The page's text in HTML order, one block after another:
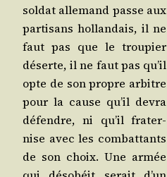
sol­dat alle­mand passe aux
par­ti­sans hol­lan­dais, il ne
faut pas que le trou­pier
déserte, il ne faut pas qu’il
opte de son propre arbitre
pour la cause qu’il devra
défendre, ni qu’il fra­ter­
nise avec les com­bat­tants
de son choix. Une armée